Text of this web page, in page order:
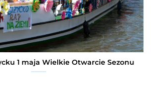
1 maja Wielkie Otwarcie Sezonu